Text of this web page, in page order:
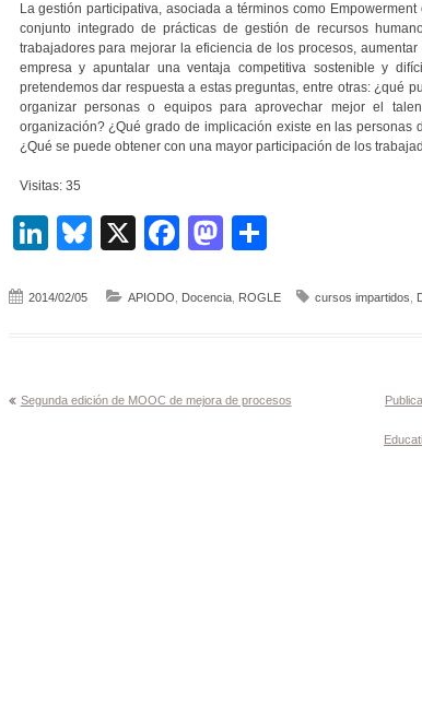
La gestión participativa, asociada a términos como
conjunto integrado de prácticas de gestión de recursos
trabajadores para mejorar la eficiencia de los procesos,
empresa y apuntalar una ventaja competitiva sostenible y
pretendemos dar respuesta a estas preguntas, entre otras: ¿qué
organizar personas o equipos para aprovechar mejor el
organización? ¿Qué grado de implicación existe en las
¿Qué se puede obtener con una mayor participación de los
Visitas: 35
LinkedIn
Bluesky
X Facebook
Mastodon
2014/02/05 APIODO Docencia, ROGLE cursos impartidos
Navegación
Segunda edición de MOOC de mejora de procesos